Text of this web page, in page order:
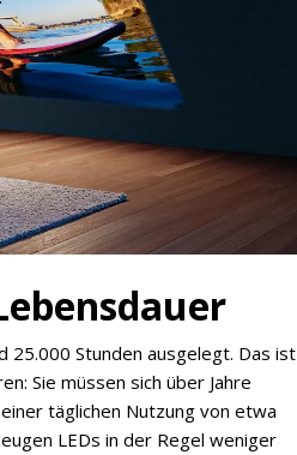
25.000 Stunden ausgelegt. Das ist
Sie müssen sich über Jahre
täglichen Nutzung von etwa
LEDs in der Regel weniger